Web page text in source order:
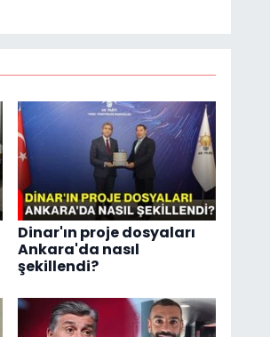
Dinar'ın proje dosyaları
Ankara'da nasıl
şekillendi?